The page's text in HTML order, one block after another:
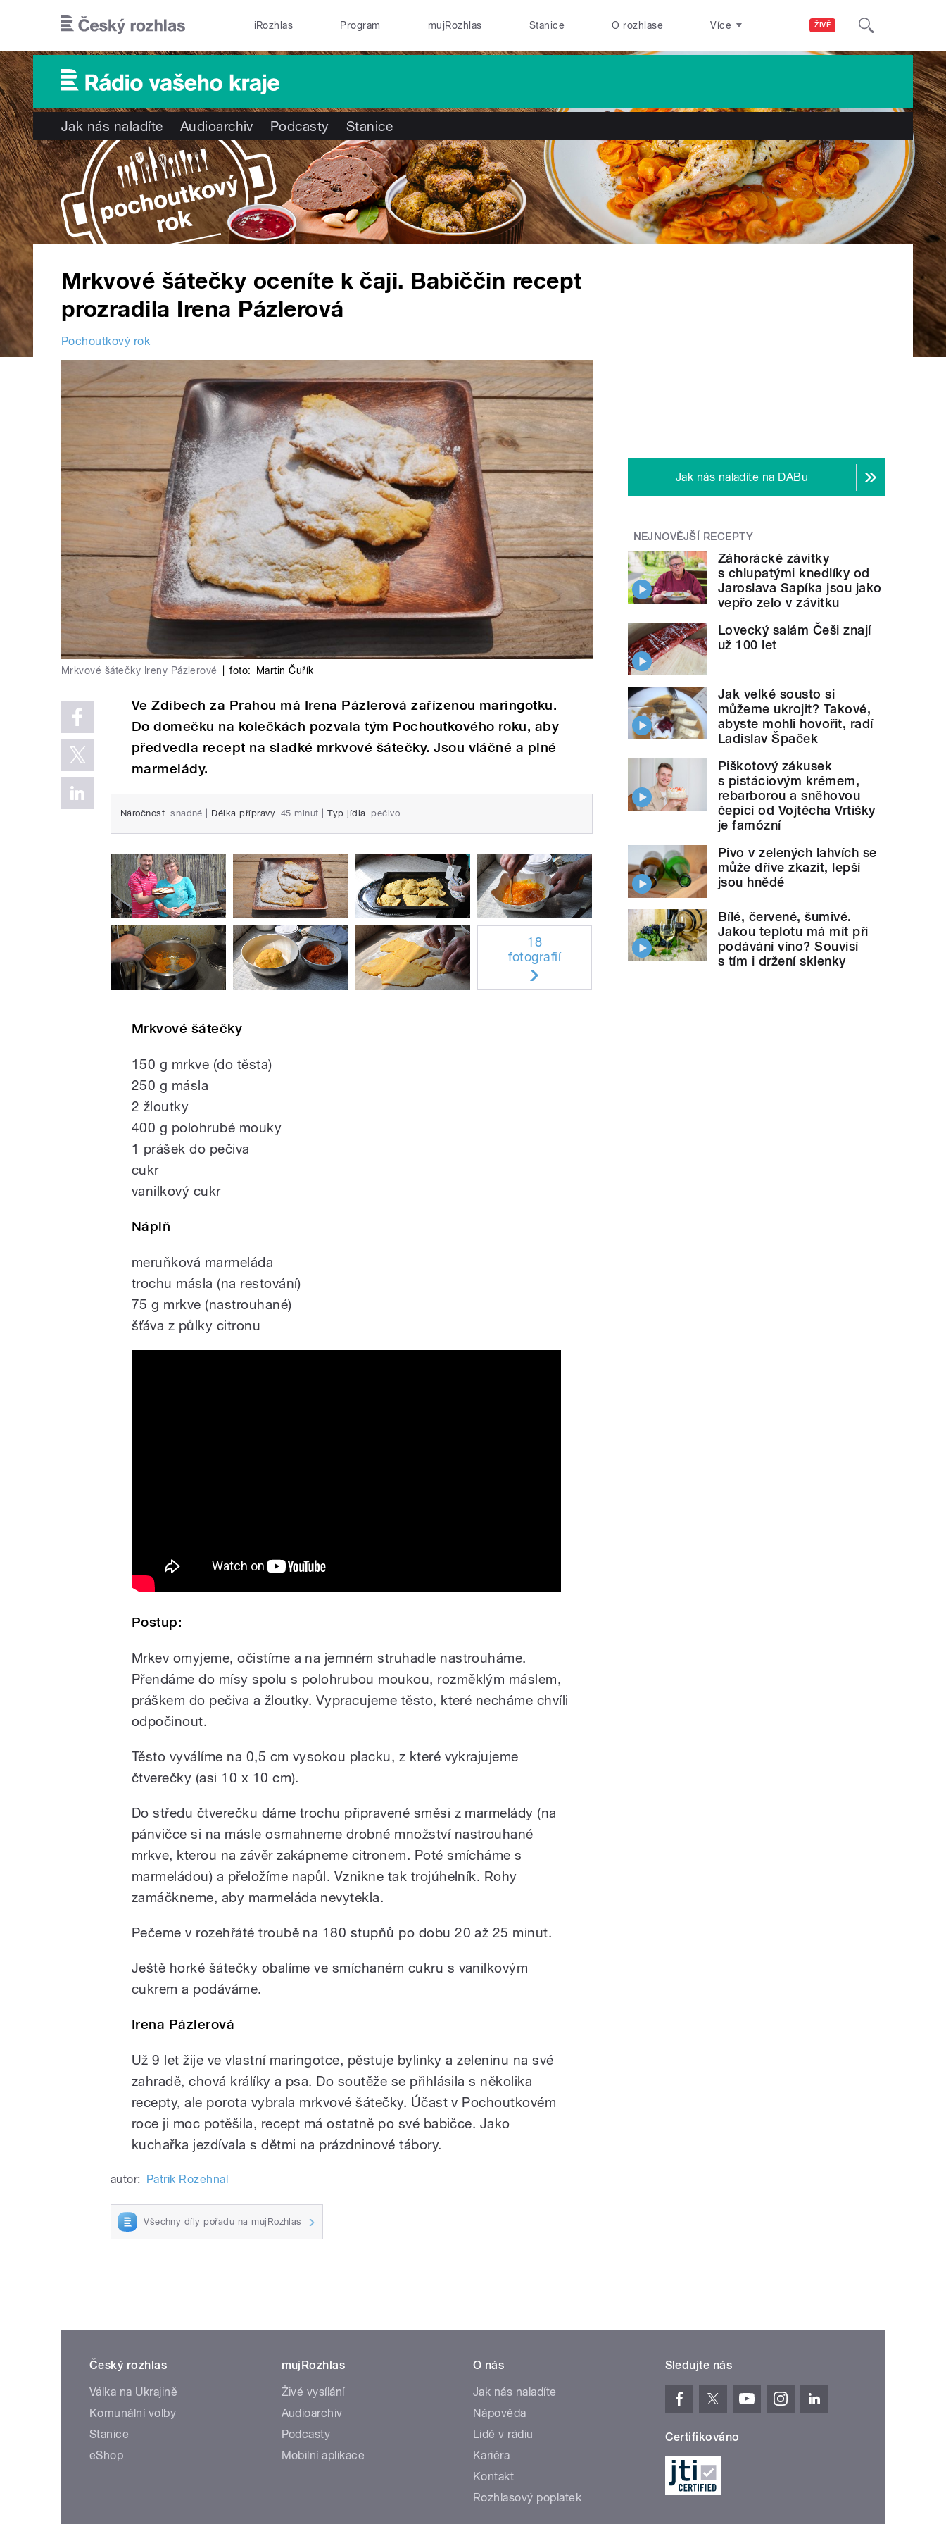
ŽIVĚ
iRozhlas Program mujRozhlas Stanice O rozhlase Více
Jak nás naladíte Audioarchiv Podcasty Stanice
Mrkvové šátečky oceníte k čaji. Babiččin recept
prozradila Irena Pázlerová
Pochoutkový rok
Mrkvové šátečky Ireny Pázlerové foto: Martin Čuřík
Ve Zdibech za Prahou má Irena Pázlerová zařízenou maringotku.
Do domečku na kolečkách pozvala tým Pochoutkového roku, aby
předvedla recept na sladké mrkvové šátečky. Jsou vláčné a plné
marmelády.
Náročnost snadné Délka přípravy 45 minut Typ jídla pečivo
18
fotografií
Mrkvové šátečky
150 g mrkve (do těsta)
250 g másla
2 žloutky
400 g polohrubé mouky
1 prášek do pečiva
cukr
vanilkový cukr
Náplň
meruňková marmeláda
trochu másla (na restování)
75 g mrkve (nastrouhané)
šťáva z půlky citronu
Postup:
Mrkev omyjeme, očistíme a na jemném struhadle nastrouháme.
Přendáme do mísy spolu s polohrubou moukou, rozměklým máslem,
práškem do pečiva a žloutky. Vypracujeme těsto, které necháme chvíli
odpočinout.
Těsto vyválíme na 0,5 cm vysokou placku, z které vykrajujeme
čtverečky (asi 10 x 10 cm).
Do středu čtverečku dáme trochu připravené směsi z marmelády (na
pánvičce si na másle osmahneme drobné množství nastrouhané
mrkve, kterou na závěr zakápneme citronem. Poté smícháme s
marmeládou) a přeložíme napůl. Vznikne tak trojúhelník. Rohy
zamáčkneme, aby marmeláda nevytekla.
Pečeme v rozehřáté troubě na 180 stupňů po dobu 20 až 25 minut.
Ještě horké šátečky obalíme ve smíchaném cukru s vanilkovým
cukrem a podáváme.
Irena Pázlerová
Už 9 let žije ve vlastní maringotce, pěstuje bylinky a zeleninu na své
zahradě, chová králíky a psa. Do soutěže se přihlásila s několika
recepty, ale porota vybrala mrkvové šátečky. Účast v Pochoutkovém
roce ji moc potěšila, recept má ostatně po své babičce. Jako
kuchařka jezdívala s dětmi na prázdninové tábory.
autor: Patrik Rozehnal
Všechny díly pořadu na mujRozhlas
Jak nás naladíte na DABu
NEJNOVĚJŠÍ RECEPTY
Záhorácké závitky
s chlupatými knedlíky od
Jaroslava Sapíka jsou jako
vepřo zelo v závitku
Lovecký salám Češi znají
už 100 let
Jak velké sousto si
můžeme ukrojit? Takové,
abyste mohli hovořit, radí
Ladislav Špaček
Piškotový zákusek
s pistáciovým krémem,
rebarborou a sněhovou
čepicí od Vojtěcha Vrtišky
je famózní
Pivo v zelených lahvích se
může dříve zkazit, lepší
jsou hnědé
Bílé, červené, šumivé.
Jakou teplotu má mít při
podávání víno? Souvisí
s tím i držení sklenky
Český rozhlas
Válka na Ukrajině
Komunální volby
Stanice
eShop
mujRozhlas
Živé vysílání
Audioarchiv
Podcasty
Mobilní aplikace
O nás
Jak nás naladíte
Nápověda
Lidé v rádiu
Kariéra
Kontakt
Rozhlasový poplatek
Sledujte nás
Certifikováno